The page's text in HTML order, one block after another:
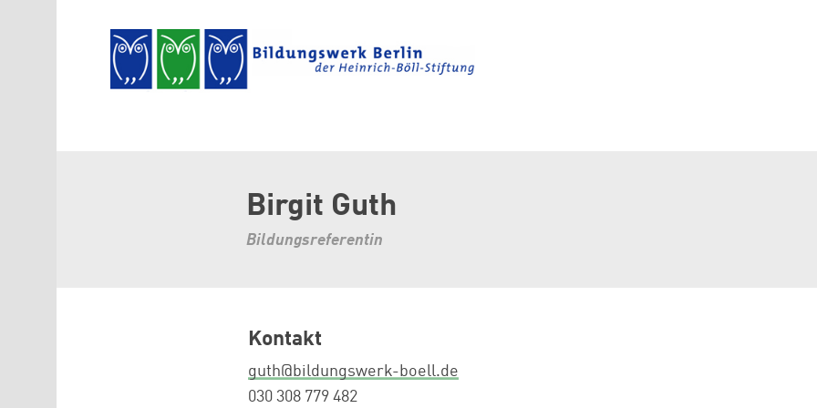
Birgit Guth
Bildungsreferentin
Kontakt
guth@bildungswerk-boell.de
030 308 779 482